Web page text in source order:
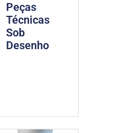
Peças
Técnicas
Sob
Desenho